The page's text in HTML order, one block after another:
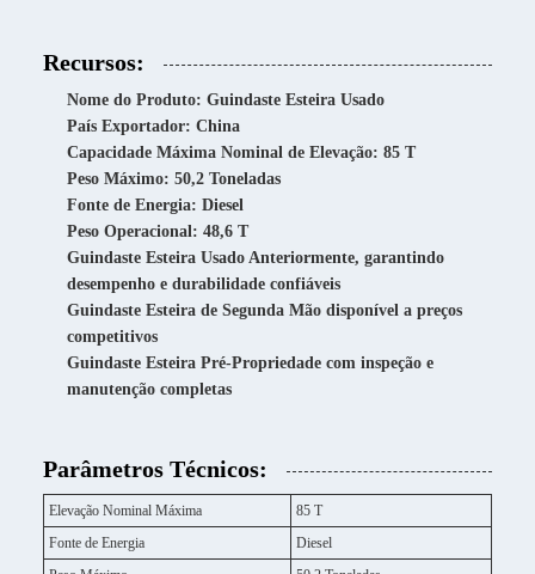
Recursos:
Nome do Produto: Guindaste Esteira Usado
País Exportador: China
Capacidade Máxima Nominal de Elevação: 85 T
Peso Máximo: 50,2 Toneladas
Fonte de Energia: Diesel
Peso Operacional: 48,6 T
Guindaste Esteira Usado Anteriormente, garantindo
desempenho e durabilidade confiáveis
Guindaste Esteira de Segunda Mão disponível a preços
competitivos
Guindaste Esteira Pré-Propriedade com inspeção e
manutenção completas
Parâmetros Técnicos:
Elevação Nominal Máxima
85 T
Fonte de Energia
Diesel